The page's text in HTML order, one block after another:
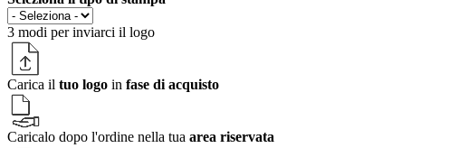
3 modi perinviarci il logo
Carica il tuo logo in fase di acquisto
Caricalo dopo l'ordine nella tua area riservata